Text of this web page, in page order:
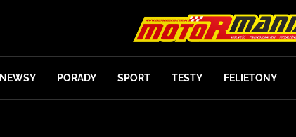
NEWSY PORADY SPORT TESTY FELIETONY